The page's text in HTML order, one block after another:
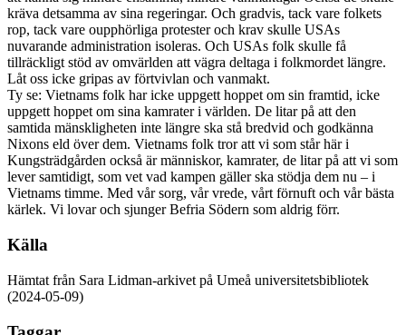
kräva detsamma av sina regeringar. Och gradvis, tack vare folkets
rop, tack vare oupphörliga protester och krav skulle USAs
nuvarande administration isoleras. Och USAs folk skulle få
tillräckligt stöd av omvärlden att vägra deltaga i folkmordet längre.
Låt oss icke gripas av förtvivlan och vanmakt.
Ty se: Vietnams folk har icke uppgett hoppet om sin framtid, icke
uppgett hoppet om sina kamrater i världen. De litar på att den
samtida mänskligheten inte längre ska stå bredvid och godkänna
Nixons eld över dem. Vietnams folk tror att vi som står här i
Kungsträdgården också är människor, kamrater, de litar på att vi som
lever samtidigt, som vet vad kampen gäller ska stödja dem nu – i
Vietnams timme. Med vår sorg, vår vrede, vårt förnuft och vår bästa
kärlek. Vi lovar och sjunger Befria Södern som aldrig förr.
Källa
Hämtat från Sara Lidman-arkivet på Umeå universitetsbibliotek
(2024-05-09)